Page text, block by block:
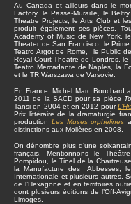
Au Canada et ailleurs dans le
Factory, le Passe-Muraille, le
Theatre Projects, le Arts Club et
produit également ses pièces.
Academy of Music de New York,
Theater de San Francisco, le
Teatro Argot de Rome, le Public
Royal Court Theatre de Londres,
Teatro Mercadante de Naples, la
et le TR Warszawa de Varsovie.
En France, Michel Marc Bouchard
2011 de la SACD pour sa pièce
Tansi en 2004 et en 2012 pour
Prix littéraire de la dramaturgie
production Les Muses orphelines
distinctions aux Molières en 2008.
On dénombre plus d’une
français. Mentionnons le
Pompidou, le Tinel de la
la Manufacture des Abbesses,
Internationale et plusieurs autres.
de l’Hexagone et en territoires
dont plusieurs éditions de l’Off-
Limoges.